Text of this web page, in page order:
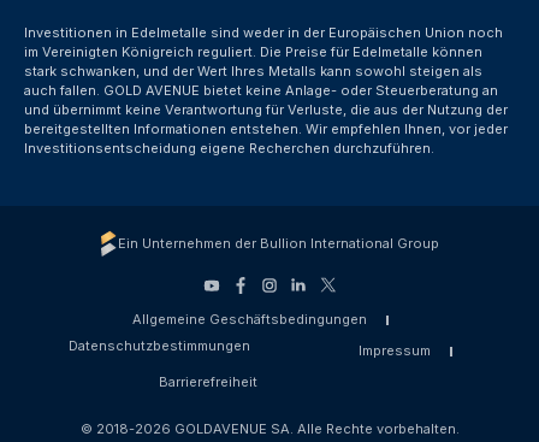
Investitionen in Edelmetalle sind weder in der Europäischen Union noch
im Vereinigten Königreich reguliert. Die Preise für Edelmetalle können
stark schwanken, und der Wert Ihres Metalls kann sowohl steigen als
auch fallen. GOLD AVENUE bietet keine Anlage- oder Steuerberatung an
und übernimmt keine Verantwortung für Verluste, die aus der Nutzung der
bereitgestellten Informationen entstehen. Wir empfehlen Ihnen, vor jeder
Investitionsentscheidung eigene Recherchen durchzuführen.
Ein Unternehmen der Bullion International Group
Allgemeine Geschäftsbedingungen
Datenschutzbestimmungen
Impressum
Barrierefreiheit
© 2018-2026 GOLDAVENUE SA. Alle Rechte vorbehalten.